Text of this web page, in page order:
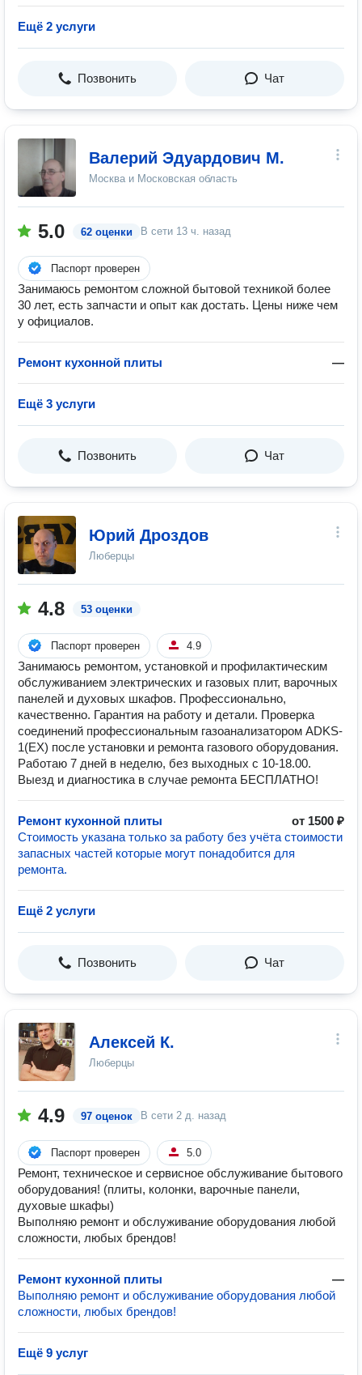
Ещё 2 услуги
Позвонить Чат
Валерий Эдуардович М.
Москва и Московская область
5.0 62 оценки В сети 13 ч. назад
Паспорт проверен
Занимаюсь ремонтом сложной бытовой техникой более
30 лет, есть запчасти и опыт как достать. Цены ниже чем
у официалов.
Ремонт кухонной плиты —
Ещё 3 услуги
Позвонить Чат
Юрий Дроздов
Люберцы
4.8 53 оценки
Паспорт проверен 4.9
Занимаюсь ремонтом, установкой и профилактическим
обслуживанием электрических и газовых плит, варочных
панелей и духовых шкафов. Профессионально,
качественно. Гарантия на работу и детали. Проверка
соединений профессиональным газоанализатором ADKS-
1(EX) после установки и ремонта газового оборудования.
Работаю 7 дней в неделю, без выходных с 10-18.00.
Выезд и диагностика в случае ремонта БЕСПЛАТНО!
Ремонт кухонной плиты
от 1500 ₽
Стоимость указана только за работу без учёта стоимости
запасных частей которые могут понадобится для
ремонта.
Ещё 2 услуги
Позвонить Чат
Алексей К.
Люберцы
4.9 97 оценок В сети 2 д. назад
Паспорт проверен 5.0
Ремонт, техническое и сервисное обслуживание бытового
оборудования! (плиты, колонки, варочные панели,
духовые шкафы)
Выполняю ремонт и обслуживание оборудования любой
сложности, любых брендов!
Ремонт кухонной плиты
—
Выполняю ремонт и обслуживание оборудования любой
сложности, любых брендов!
Ещё 9 услуг